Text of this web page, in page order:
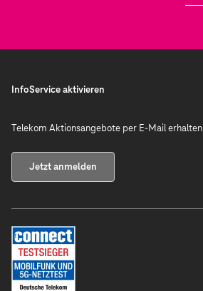
InfoService aktivieren
Telekom Aktionsangebote per E-Mail erhalten
Jetzt anmelden